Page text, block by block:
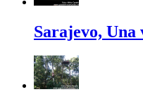
Sarajevo, Una